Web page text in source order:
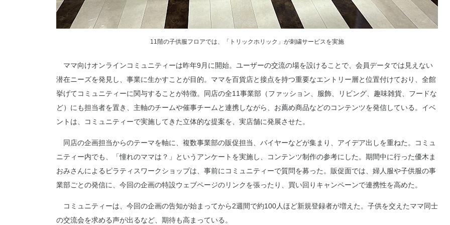
11階の子供服フロアでは、「トリックホリック」が刺繍サービスを実施
ママ向けオンラインコミュニティーは昨年9月に開始。ユーザーの交流の場を設けることで、会員データでは見えない
潜在ニーズを発見し、事業に生かすことが目的。ママを百貨店と接点を持つ重要なエントリー層と位置付けており、全館
挙げてコミュニティーに関与することが特徴。同店の全11事業部（ファッション、服飾、リビング、趣味雑貨、フードな
ど）にも担当者を置き、主軸のチームや催事チームと連携しながら、お薦め商品などのコンテンツを発信している。イベ
ントは、コミュニティーで実施してきた立体的な提案を、実店舗に発展させた。
同店の企画担当からのテーマを軸に、複数事業部の販促担当、バイヤーなどが集まり、アイデア出しを重ねた。コミュ
ニティー内でも、「憧れのママは？」というアンケートを実施し、コンテンツ制作の参考にした。期間中に行った優木ま
おみさんによるピラティスワークショップは、事前にコミュニティーで質問を募った。販促面では、婦人服や子供服の事
業部ごとの発信に、今回の企画の特設ウェブページのリンクを張ったり、買い回りキャンペーンで連携性を高めた。
コミュニティーは、今回の企画の告知が始まってから2週間で約100人ほど新規登録者が増えた。子供を交えたママ同士
の交流会を求める声が出るなど、期待も高まっている。